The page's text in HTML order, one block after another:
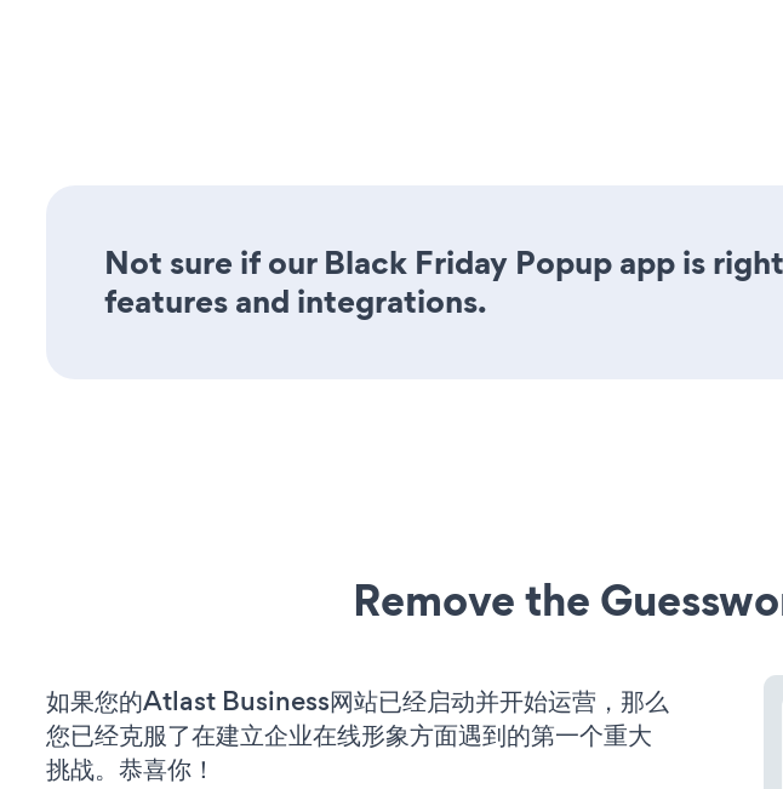
Not sure if our Black Friday Popup app is
features and integrations.
Remove the
如果您的Atlast Business网站已经启动并开始运营，那么
您已经克服了在建立企业在线形象方面遇到的第一个重大
挑战。恭喜你！